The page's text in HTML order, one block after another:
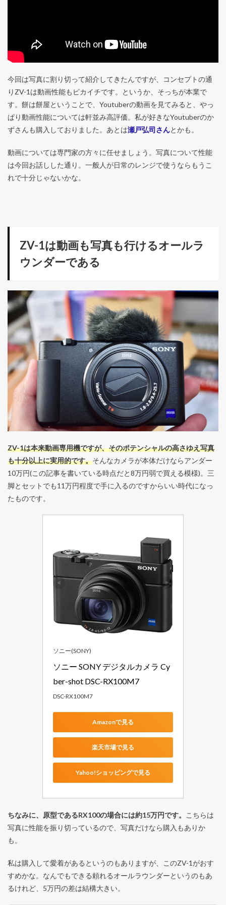
今回は写真に割り切って紹介してきたんですが、コンセプトの通
りZV-1は動画性能もピカイチです。というか、そっちが本業で
す。餅は餅屋ということで、Youtuberの動画を見てみると、やっ
ぱり動画性能については軒並み高評価。私が好きなYoutuberのか
ずさんも購入しておりました。あとは瀬戸弘司さんとかも。
動画については専門家の方々に任せましょう。写真について性能
は今回お話しした通り。一般人が日常のレンジで使うならもうこ
れで十分じゃないかな。
ZV-1は動画も写真も行けるオールラ
ウンダーである
ZV-1は本来動画専用機ですが、そのポテンシャルの高さゆえ写真
も十分以上に実用的です。そんなカメラが本体だけならアンダー
10万円(この記事を書いている時点だと8万円弱で買える模様)。三
脚とセットでも11万円程度で手に入るのですからいい時代になっ
たものです。
ソニー(SONY)
ソニー SONY デジタルカメラ Cy
ber-shot DSC-RX100M7
DSC-RX100M7
Amazonで見る
楽天市場で見る
Yahoo!ショッピングで見る
ちなみに、原型であるRX100の場合には約15万円です。
こちらは
写真に性能を振り切っているので、写真だけなら購入もありか
も。
私は購入して愛着があるというのもありますが、このZV-1がおす
すめかな。なんでもできる頼れるオールラウンダーというのもあ
るけれど、5万円の差は結構大きい。